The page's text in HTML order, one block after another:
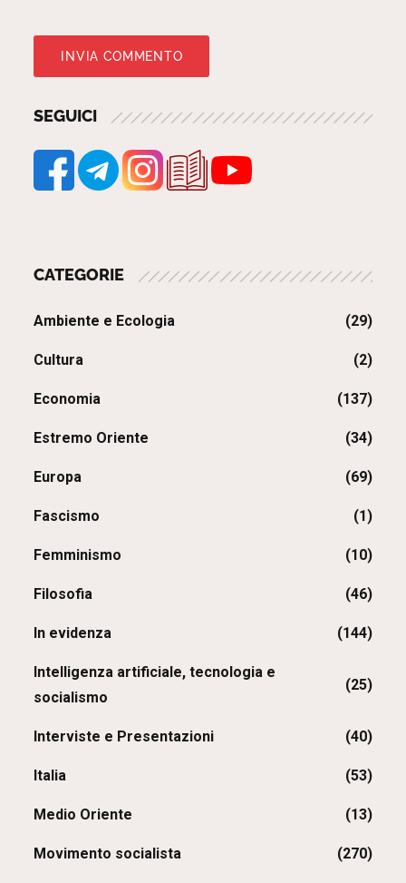
SEGUICI
CATEGORIE
Ambiente e Ecologia (29)
Cultura (2)
Economia (137)
Estremo Oriente (34)
Europa (69)
Fascismo (1)
Femminismo (10)
Filosofia (46)
In evidenza (144)
Intelligenza artificiale, tecnologia e
socialismo
(25)
Interviste e Presentazioni (40)
Italia (53)
Medio Oriente (13)
Movimento socialista (270)